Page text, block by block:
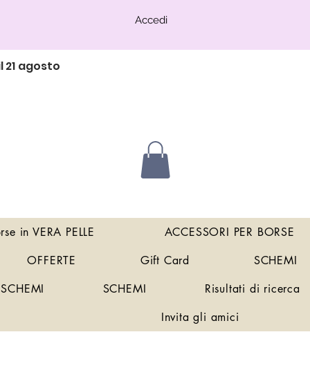
Accedi
agosto
in VERA PELLE
ACCESSORI PER BORSE
OFFERTE Gift Card
SCHEMI
SCHEMI SCHEMI
Risultati di ricerca
Invita gli amici